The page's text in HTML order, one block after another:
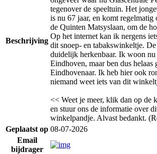
Beschrijving
tegenover de speeltuin. Het
is nu 67 jaar, en komt
de Quinten Matsyslaan, om de
Op het internet kan ik nergens
dit snoep- en tabakswinkeltje.
duidelijk herkenbaar. Ik woon nu
Eindhoven, maar ben dus helaas
Eindhovenaar. Ik heb hier ook
niemand weet iets van dit
<< Weet je meer, klik dan op de
en stuur ons de informatie over
winkelpandje. Alvast bedankt.
Geplaatst op 08-07-2026
Email
bijdrager